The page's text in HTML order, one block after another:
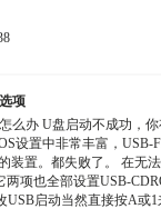
项
么办 U盘启动不成功，
设置中非常丰富，USB-
装置。都失败了。 在无
项也全部设置USB-
USB启动当然直接按A或